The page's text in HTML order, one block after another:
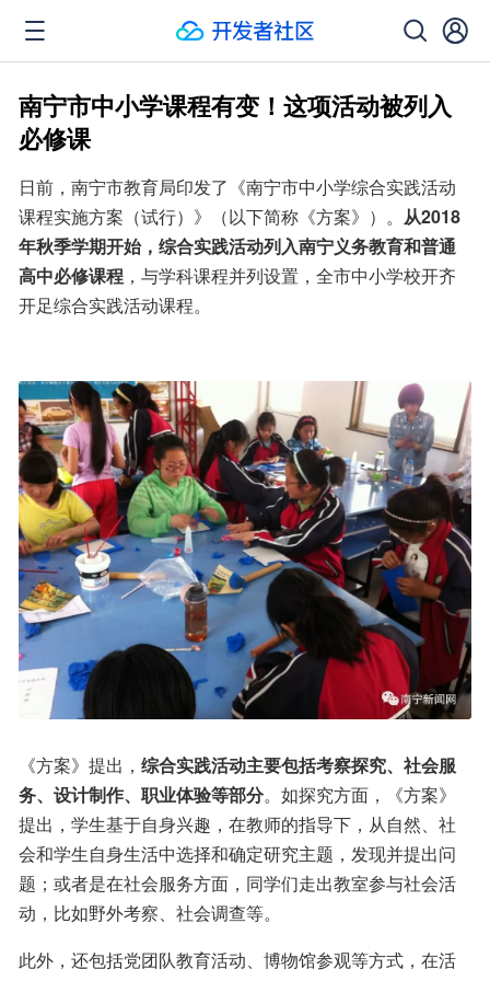
南宁市中小学课程有变！这项活动被列入
必修课
日前，南宁市教育局印发了《南宁市中小学综合实践活动
课程实施方案（试行）》（以下简称《方案》）。 从2018
年秋季学期开始，综合实践活动列入南宁义务教育和普通
高中必修课程 ，与学科课程并列设置，全市中小学校开齐
开足综合实践活动课程。
《方案》提出， 综合实践活动主要包括考察探究、社会服
务、设计制作、职业体验等部分。如探究方面，《方案》
提出，学生基于自身兴趣，在教师的指导下，从自然、社
会和学生自身生活中选择和确定研究主题，发现并提出问
题；或者是在社会服务方面，同学们走出教室参与社会活
动，比如野外考察、社会调查等。
此外，还包括党团队教育活动、博物馆参观等方式，在活